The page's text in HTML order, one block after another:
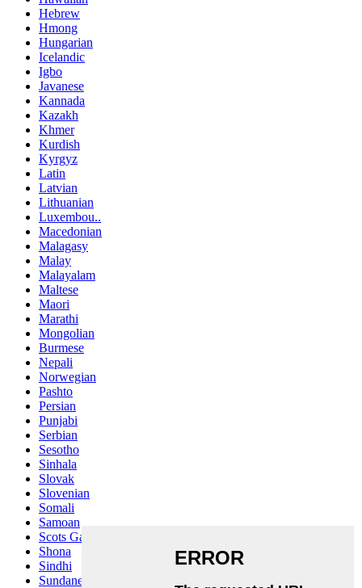
Hebrew
Hmong
Hungarian
Icelandic
Igbo
Javanese
Kannada
Kazakh
Khmer
Kurdish
Kyrgyz
Latin
Latvian
Lithuanian
Luxembou..
Macedonian
Malagasy
Malay
Malayalam
Maltese
Maori
Marathi
Mongolian
Burmese
Nepali
Norwegian
Pashto
Persian
Punjabi
Serbian
Sesotho
Sinhala
Slovak
Slovenian
Somali
Samoan
Scots Gaelic
Shona
Sindhi
Sundanese